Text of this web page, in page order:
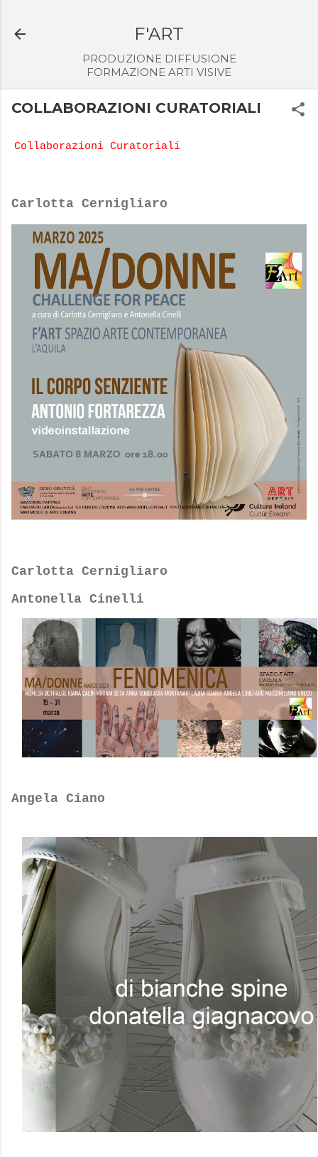
F'ART
PRODUZIONE DIFFUSIONE
FORMAZIONE ARTI VISIVE
COLLABORAZIONI CURATORIALI
Collaborazioni Curatoriali
Carlotta Cernigliaro
Carlotta Cernigliaro
Antonella Cinelli
Angela Ciano